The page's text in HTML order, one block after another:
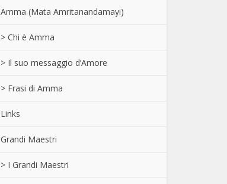
Amma (Mata Amritanandamayi)
> Chi è Amma
> Il suo messaggio d’Amore
> Frasi di Amma
Links
Grandi Maestri
> I Grandi Maestri